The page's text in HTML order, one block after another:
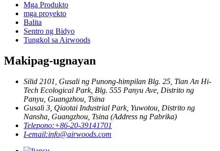
Mga Produkto
mga proyekto
Balita
Sentro ng Bidyo
Tungkol sa Airwoods
Makipag-ugnayan
Silid 2101, Gusali ng Punong-himpilan Blg. 25, Tian An Hi-
Tech Ecological Park, Blg. 555 Panyu Ave, Distrito ng
Panyu, Guangzhou, Tsina
Gusali 3, Qiaotai Industrial Park, Yuwotou, Distrito ng
Nansha, Guangzhou, Tsina (Address ng Pabrika)
Telepono:+86-20-39141701
I-email:info@airwoods.com